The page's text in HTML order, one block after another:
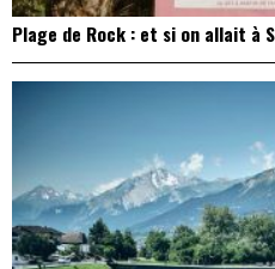
Plage de Rock : et si on allait à